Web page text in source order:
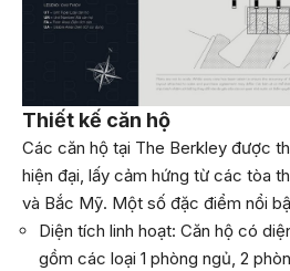
Thiết kế căn hộ
Các căn hộ tại The Berkley được
hiện đại, lấy cảm hứng từ các tòa
và Bắc Mỹ. Một số đặc điểm nổi
Diện tích linh hoạt: Căn hộ có
gồm các loại 1 phòng ngủ, 2